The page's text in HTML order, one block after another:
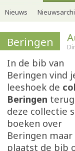
Nieuws
Beringen
In de bib van
Beringen vind
leeshoek de
Beringen
deze collectie
boeken over
Beringen maar
plaatst de bib